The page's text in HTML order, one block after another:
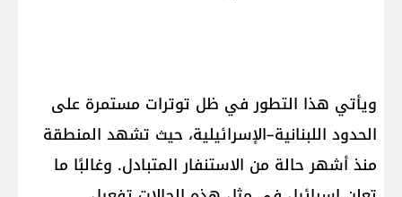
ويأتي هذا التطور في ظل توترات مستمرة على
الحدود اللبنانية–الإسرائيلية، حيث تشهد المنطقة
منذ أشهر حالة من الاستنفار المتبادل. وغالبًا ما